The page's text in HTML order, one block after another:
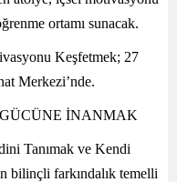
ortamı sunacak.
Keşfetmek; 27
Merkezi’nde.
İNANMAK
Tanımak ve Kendi
bilinçli farkındalık temelli